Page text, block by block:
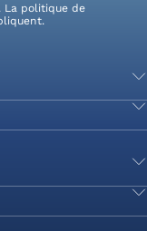
La politique de